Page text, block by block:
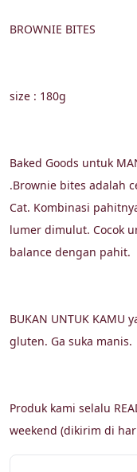
BROWNIE BITES
size : 180g
Baked Goods untuk
.Brownie bites adalah
Cat. Kombinasi
lumer dimulut. Cocok
balance dengan pahit.
BUKAN UNTUK KAMU
gluten. Ga suka manis.
Produk kami selalu
weekend (dikirim di